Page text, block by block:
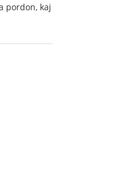
pordon, kaj